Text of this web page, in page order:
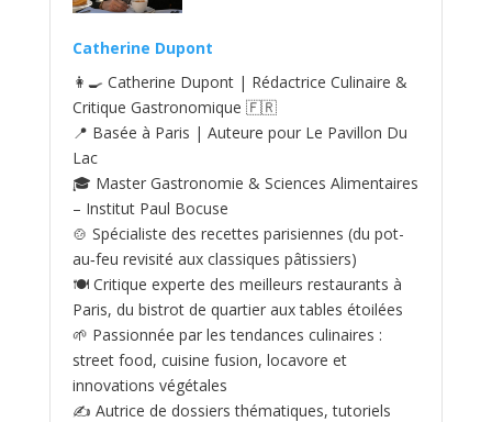
Catherine Dupont
👩‍🍳 Catherine Dupont | Rédactrice Culinaire &
Critique Gastronomique 🇫🇷
📍 Basée à Paris | Auteure pour Le Pavillon Du
Lac
🎓 Master Gastronomie & Sciences Alimentaires
– Institut Paul Bocuse
🍲 Spécialiste des recettes parisiennes (du pot-
au‑feu revisité aux classiques pâtissiers)
🍽️ Critique experte des meilleurs restaurants à
Paris, du bistrot de quartier aux tables étoilées
🌱 Passionnée par les tendances culinaires :
street food, cuisine fusion, locavore et
innovations végétales
✍️ Autrice de dossiers thématiques, tutoriels